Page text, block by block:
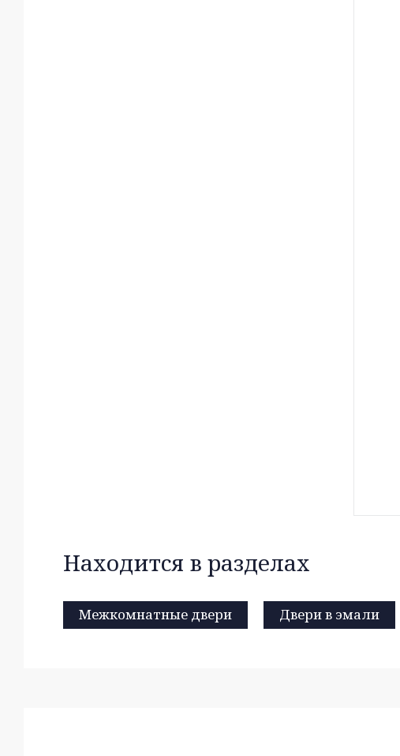
Находится в разделах
Межкомнатные двери Двери в эмали